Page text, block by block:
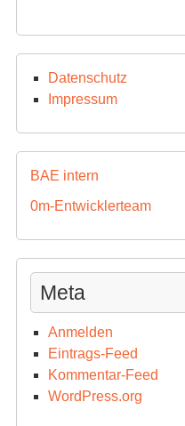
Datenschutz
Impressum
BAE intern
0m-Entwicklerteam
Meta
Anmelden
Eintrags-Feed
Kommentar-Feed
WordPress.org